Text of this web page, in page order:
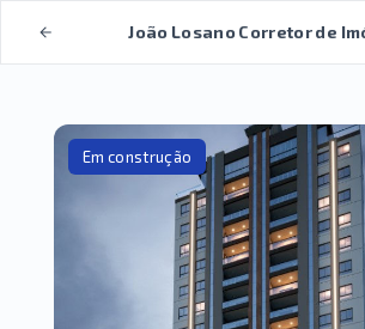
João Losano Corretor de
Em construção